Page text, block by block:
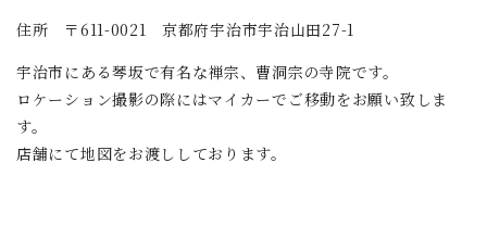
住所 〒611-0021 京都府宇治市宇治山田27-1
宇治市にある琴坂で有名な禅宗、曹洞宗の寺院です。
ロケーション撮影の際にはマイカーでご移動をお願い致しま
す。
店舗にて地図をお渡ししております。